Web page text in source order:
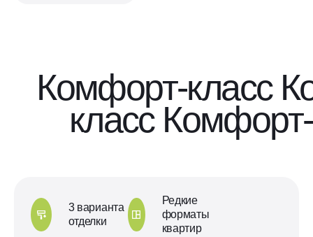
Комфорт-класс
класс
3 варианта
отделки
Редкие
форматы
квартир